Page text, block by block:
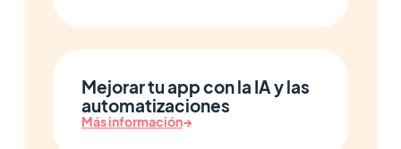
Mejorar tu app con la IA y las
automatizaciones
Más información→